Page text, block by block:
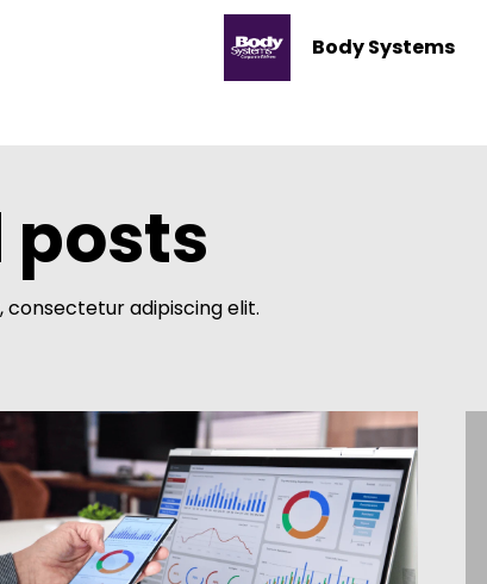
Body Systems
posts
consectetur adipiscing elit.